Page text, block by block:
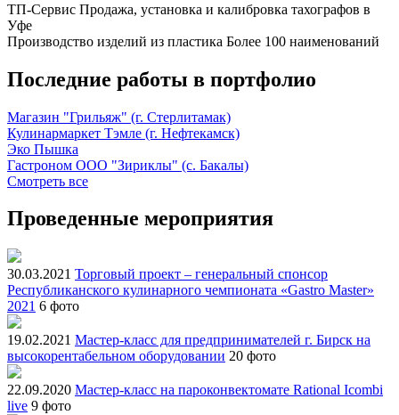
ТП-Сервис Продажа, установка и калибровка тахографов в
Уфе
Производство изделий из пластика Более 100 наименований
Последние работы в портфолио
Магазин "Грильяж" (г. Стерлитамак)
Кулинармаркет Тэмле (г. Нефтекамск)
Эко Пышка
Гастроном ООО "Зириклы" (с. Бакалы)
Смотреть все
Проведенные мероприятия
30.03.2021 Торговый проект – генеральный спонсор
Республиканского кулинарного чемпионата «Gastro Master»
2021 6 фото
19.02.2021 Мастер-класс для предпринимателей г. Бирск на
высокорентабельном оборудовании 20 фото
22.09.2020 Мастер-класс на пароконвектомате Rational Icombi
live 9 фото